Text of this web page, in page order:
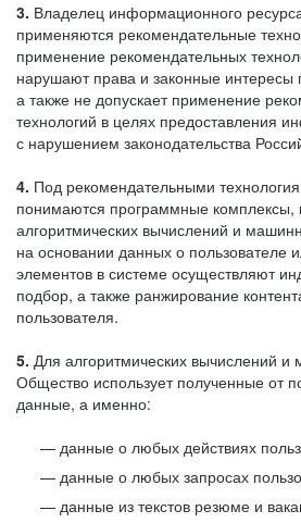
3. Владелец информационного
применяются рекомендательные
применение рекомендательных
нарушают права и законные интересы
а также не допускает применение
технологий в целях предоставления
с нарушением законодательства
4. Под рекомендательными
понимаются программные
алгоритмических вычислений и
на основании данных о пользователе
элементов в системе осуществляют
подбор, а также ранжирование
пользователя.
5. Для алгоритмических вычислений и
Общество использует полученные от
данные, а именно:
данные о любых действиях
данные о любых запросах
данные из текстов резюме и